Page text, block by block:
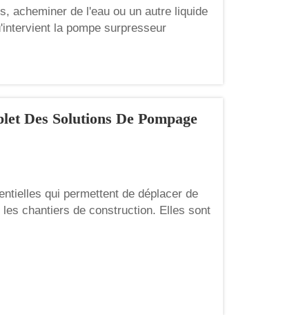
acheminer de l'eau ou un autre liquide
la pompe surpresseur
la pression de l'eau. Imaginez
Des Solutions De Pompage
qui permettent de déplacer de
les chantiers de construction. Elles sont
pour les tâches exigeantes où les
Des entreprises comme We...